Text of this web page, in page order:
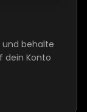
behalte
dein Konto